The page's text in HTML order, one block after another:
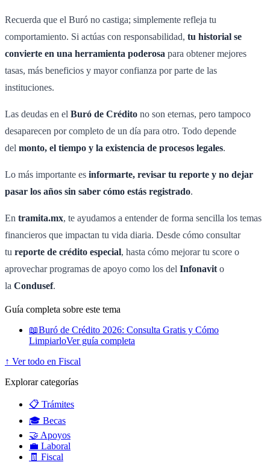
Recuerda que el Buró no castiga; simplemente refleja tu
comportamiento. Si actúas con responsabilidad, tu historial se
convierte en una herramienta poderosa para obtener mejores
tasas, más beneficios y mayor confianza por parte de las
instituciones.
Las deudas en el Buró de Crédito no son eternas, pero tampoco
desaparecen por completo de un día para otro. Todo depende
del monto, el tiempo y la existencia de procesos legales.
Lo más importante es informarte, revisar tu reporte y no dejar
pasar los años sin saber cómo estás registrado.
En tramita.mx, te ayudamos a entender de forma sencilla los temas
financieros que impactan tu vida diaria. Desde cómo consultar
tu reporte de crédito especial, hasta cómo mejorar tu score o
aprovechar programas de apoyo como los del Infonavit o
la Condusef.
Guía completa sobre este tema
📖Buró de Crédito 2026: Consulta Gratis y Cómo
LimpiarloVer guía completa
↑ Ver todo en Fiscal
Explorar categorías
📋 Trámites
🎓 Becas
🤝 Apoyos
💼 Laboral
🧾 Fiscal